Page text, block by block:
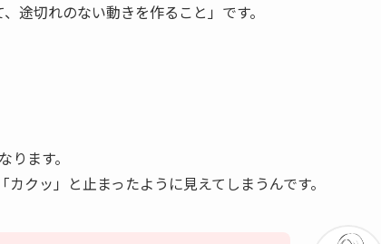
途切れのない動きを作ること」です。
ます。
クッ」と止まったように見えてしまうんです。